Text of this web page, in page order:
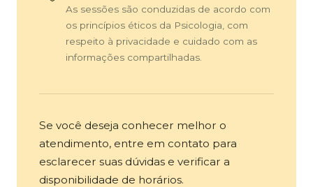
As sessões são conduzidas de acordo com
os princípios éticos da Psicologia, com
respeito à privacidade e cuidado com as
informações compartilhadas.
Se você deseja conhecer melhor o
atendimento, entre em contato para
esclarecer suas dúvidas e verificar a
disponibilidade de horários.